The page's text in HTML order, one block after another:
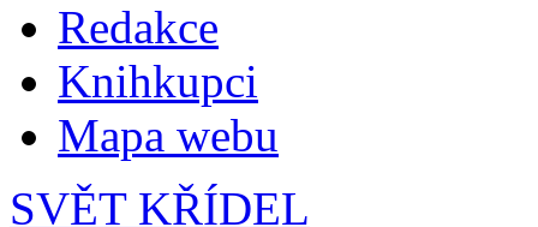
Redakce
Knihkupci
Mapa webu
SVĚT KŘÍDEL